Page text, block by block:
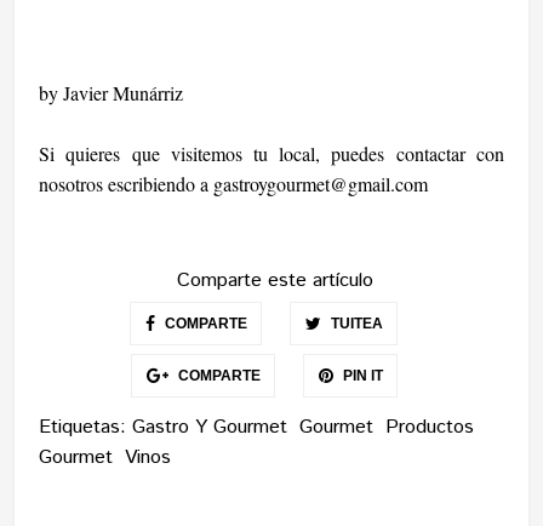
by Javier Munárriz
Si quieres que visitemos tu local, puedes contactar con
nosotros escribiendo a gastroygourmet@gmail.com
Comparte este artículo
COMPARTE TUITEA
COMPARTE PIN IT
Etiquetas:Gastro Y Gourmet Gourmet Productos
Gourmet Vinos